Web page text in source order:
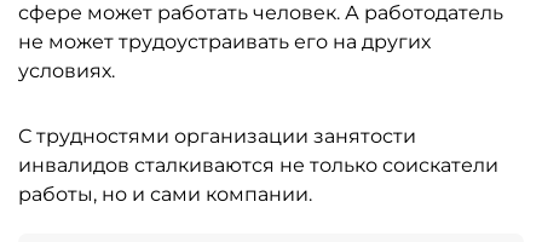
сфере может работать человек. А работодатель
не может трудоустраивать его на других
условиях.
С трудностями организации занятости
инвалидов сталкиваются не только соискатели
работы, но и сами компании.